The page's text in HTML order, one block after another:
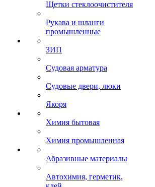
Щетки стеклоочистителя
Рукава и шланги
промышленные
ЗИП
Судовая арматура
Судовые двери, люки
Якоря
Химия бытовая
Химия промышленная
Абразивные материалы
Автохимия, герметик,